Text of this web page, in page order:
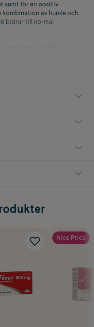
samt för en positiv
kombination av humle och
bidrar till normal
Nice Price